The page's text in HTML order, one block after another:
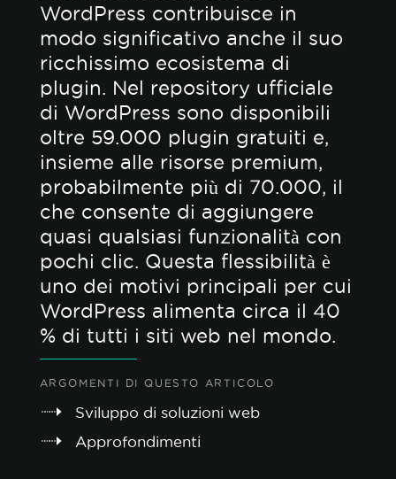
WordPress contribuisce in
modo significativo anche il suo
ricchissimo ecosistema di
plugin. Nel repository ufficiale
di WordPress sono disponibili
oltre 59.000 plugin gratuiti e,
insieme alle risorse premium,
probabilmente più di 70.000, il
che consente di aggiungere
quasi qualsiasi funzionalità con
pochi clic. Questa flessibilità è
uno dei motivi principali per cui
WordPress alimenta circa il 40
% di tutti i siti web nel mondo.
ARGOMENTI DI QUESTO ARTICOLO
Sviluppo di soluzioni web
Approfondimenti